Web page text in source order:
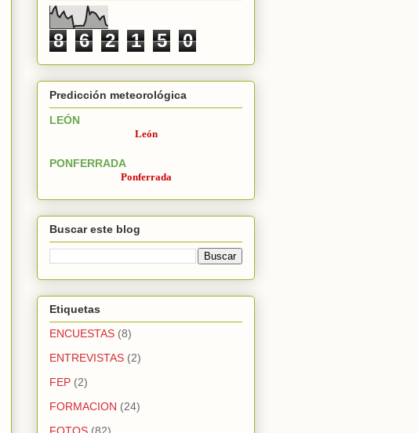
8 6 2 1 5 0
Predicción meteorológica
LEÓN
León
PONFERRADA
Ponferrada
Buscar este blog
Etiquetas
ENCUESTAS (8)
ENTREVISTAS (2)
FEP (2)
FORMACION (24)